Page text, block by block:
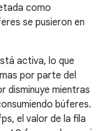
como
se pusieron en
activa, lo que
por parte del
disminuye mientras
búferes.
el valor de la fila